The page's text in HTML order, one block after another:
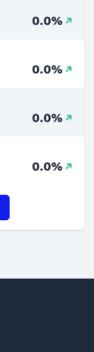
0.0%
0.0%
0.0%
0.0%